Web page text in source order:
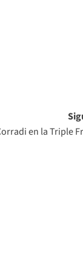
en la Triple